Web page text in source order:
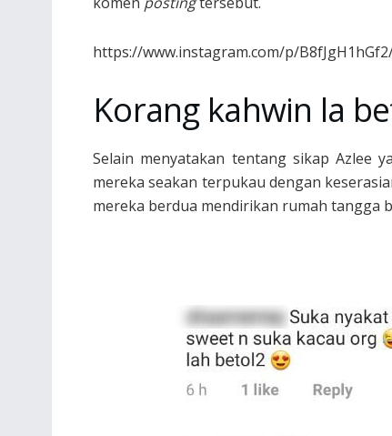
https://www.instagram.com/p/
Korang kahwin la
Selain menyatakan tentang sikap Azlee
mereka seakan terpukau dengan
mereka berdua mendirikan rumah tangga